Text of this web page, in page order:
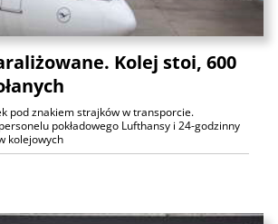
Kolej stoi, 600
pod znakiem strajków w transporcie.
pokładowego Lufthansy i 24-godzinny
kolejowych